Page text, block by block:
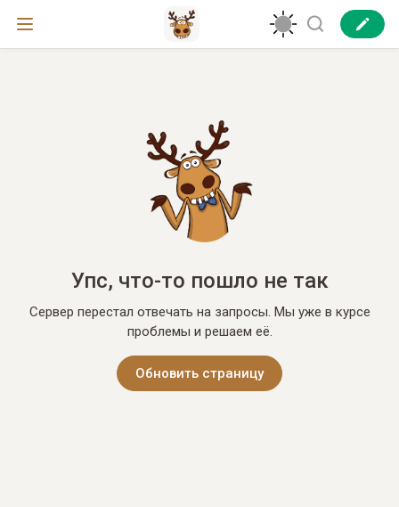
Упс, что-то пошло не так
Сервер перестал отвечать на запросы. Мы уже в курсе
проблемы и решаем её.
Обновить страницу